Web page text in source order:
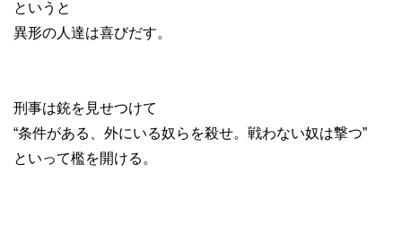
というと
異形の人達は喜びだす。
刑事は銃を見せつけて
“条件がある、外にいる奴らを殺せ。戦わない奴は撃つ”
といって檻を開ける。